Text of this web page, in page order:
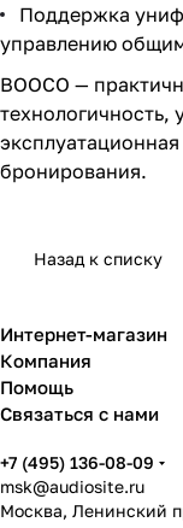
Поддержка
управлению
BOOCO —
технологичность,
бронирования.
Назад к списку
Интернет-магазин
Компания
Помощь
Связаться с нами
+7 (495) 136-08-09
msk@audiosite.ru
Москва, Ленинский